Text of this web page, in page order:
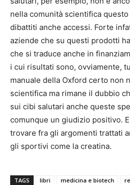
nella comunità scientifica
dibattiti anche accessi. Forte
aziende che su questi prodotti
che si traduce anche in
i cui risultati sono, ovviamente,
manuale della Oxford certo non
scientifica ma rimane il dubbio
sui cibi salutari anche queste
comunque un giudizio positivo.
trovare fra gli argomenti trattati
gli sportivi come la creatina.
TAGS libri medicina e biotech